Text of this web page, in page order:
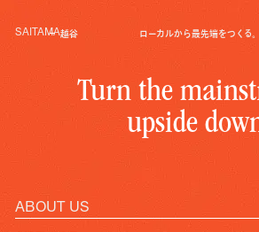
SAITAMA越谷 ローカルから最先端をつくる。
Turn the mainst
upside dow
ABOUT US